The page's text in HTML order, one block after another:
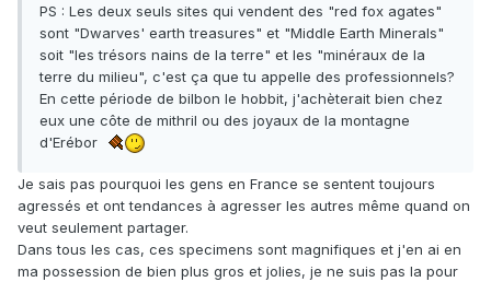
PS : Les deux seuls sites qui vendent des "red fox agates"
sont "Dwarves' earth treasures" et "Middle Earth Minerals"
soit "les trésors nains de la terre" et les "minéraux de la
terre du milieu", c'est ça que tu appelle des professionnels?
En cette période de bilbon le hobbit, j'achèterait bien chez
eux une côte de mithril ou des joyaux de la montagne
d'Erébor
Je sais pas pourquoi les gens en France se sentent toujours
agressés et ont tendances à agresser les autres même quand on
veut seulement partager.
Dans tous les cas, ces specimens sont magnifiques et j'en ai en
ma possession de bien plus gros et jolies, je ne suis pas la pour